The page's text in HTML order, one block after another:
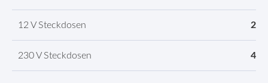
12 V Steckdosen 2
230 V Steckdosen 4